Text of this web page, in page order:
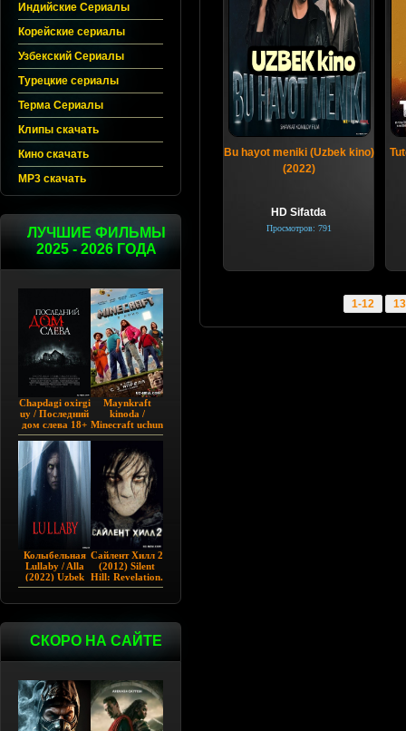
Индийские Сериалы
Корейские сериалы
Узбекский Сериалы
Турецкие сериалы
Терма Сериалы
Клипы скачать
Кино скачать
MP3 скачать
ЛУЧШИЕ ФИЛЬМЫ
2025 - 2026 ГОДА
Chapdagi oxirgi
uy / Последний
дом слева 18+
(2009)
Maynkraft
kinoda /
Minecraft uchun
film / Maygiraft
2025 AQSH
filmi
Колыбельная
Lullaby / Alla
(2022) Uzbek
tilida
Сайлент Хилл 2
(2012) Silent
Hill: Revelation.
СКОРО НА САЙТЕ
Bu hayot meniki (Uzbek kino)
(2022)
HD Sifatda
Просмотров: 791
1-12